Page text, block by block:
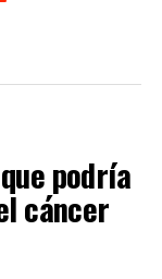
podría
cáncer